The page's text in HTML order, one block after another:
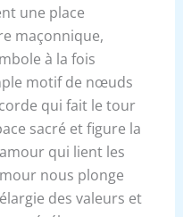
une place
maçonnique,
à la fois
motif de nœuds
qui fait le tour
sacré et figure la
qui lient les
nous plonge
des valeurs et